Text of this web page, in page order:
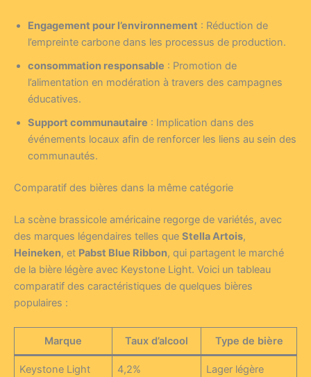
Engagement pour l’environnement : Réduction de
l’empreinte carbone dans les processus de production.
consommation responsable : Promotion de
l’alimentation en modération à travers des campagnes
éducatives.
Support communautaire : Implication dans des
événements locaux afin de renforcer les liens au sein des
communautés.
Comparatif des bières dans la même catégorie
La scène brassicole américaine regorge de variétés, avec
des marques légendaires telles que Stella Artois,
Heineken, et Pabst Blue Ribbon, qui partagent le marché
de la bière légère avec Keystone Light. Voici un tableau
comparatif des caractéristiques de quelques bières
populaires :
Marque Taux d’alcool Type de bière
Keystone Light 4,2% Lager légère